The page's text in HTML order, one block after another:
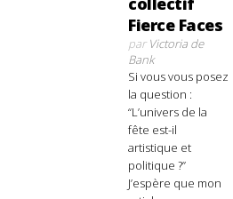
Fierce Faces
parVictoria de
Bank
Si vous vous posez
la question :
“L’univers de la
fête est-il
artistique et
politique ?”
J’espère que mon